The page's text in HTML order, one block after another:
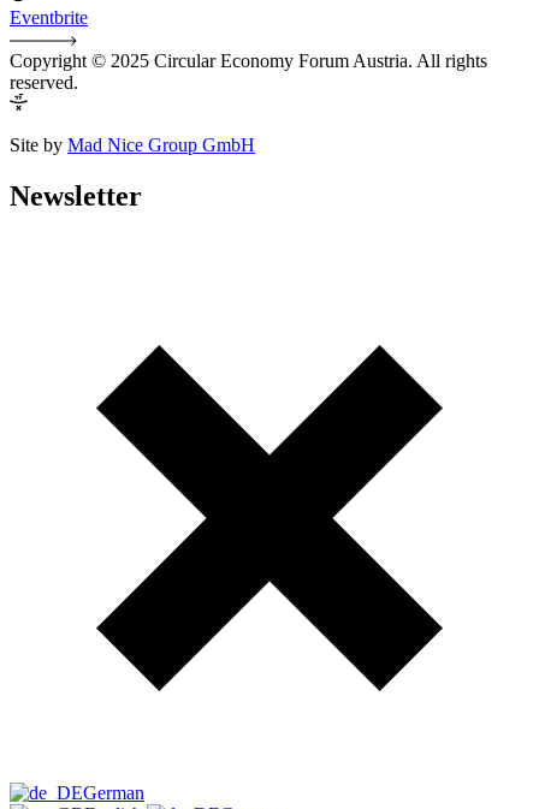
Eventbrite
Copyright © 2025 Circular Economy Forum Austria. All rights
reserved.
Site by Mad Nice Group GmbH
Newsletter
German